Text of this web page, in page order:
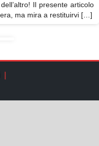
Il presente articolo
ma mira a restituirvi […]